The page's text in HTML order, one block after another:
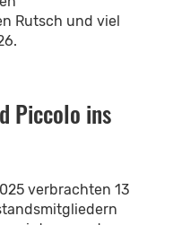
Rutsch und viel
Piccolo ins
verbrachten 13